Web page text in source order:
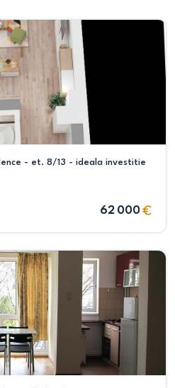
- et. 8/13 - ideala investitie
62 000